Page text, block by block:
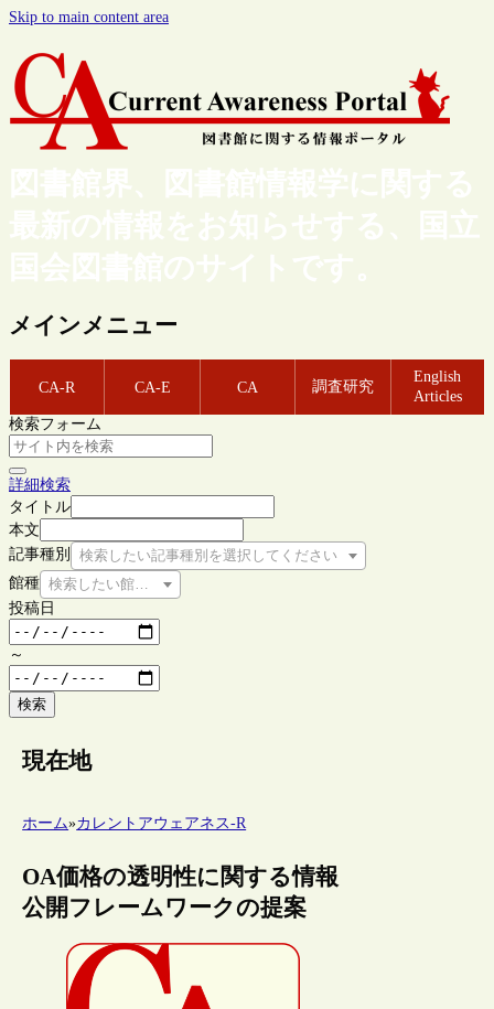
Skip to main content area
図書館界、図書館情報学に関する
最新の情報をお知らせする、国立
国会図書館のサイトです。
メインメニュー
CA-R CA-E CA 調査研究
English
Articles
検索フォーム
詳細検索
タイトル
本文
記事種別
検索したい記事種別を選択してください
館種 検索したい館種を選択してください
投稿日
～
検索
現在地
ホーム»カレントアウェアネス-R
OA価格の透明性に関する情報
公開フレームワークの提案